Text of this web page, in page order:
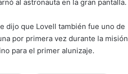
al astronauta en la gran pantalla.
dijo que Lovell también fue uno de
por primera vez durante la misión
para el primer alunizaje.